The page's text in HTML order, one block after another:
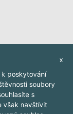
x
poskytování
soubory
s
však navštívit